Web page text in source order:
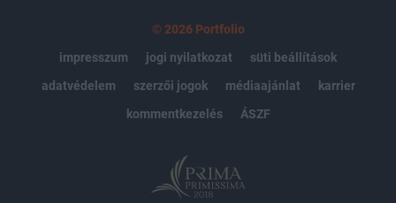
© 2026 Portfolio
impresszum
jogi nyilatkozat
süti beállítások
adatvédelem
szerzői jogok médiaajánlat
karrier
kommentkezelés
ÁSZF